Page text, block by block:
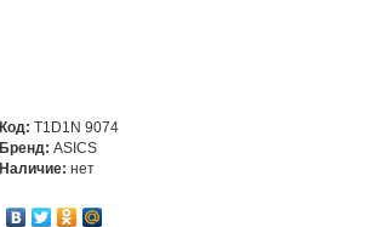
Код: T1D1N 9074
Бренд: ASICS
Наличие: нет